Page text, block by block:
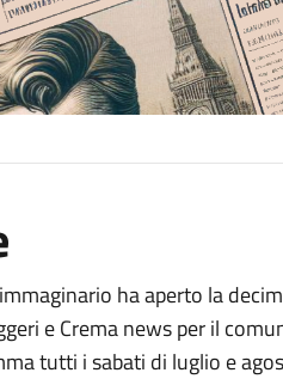
ha aperto la
e Crema news per il
tutti i sabati di luglio e